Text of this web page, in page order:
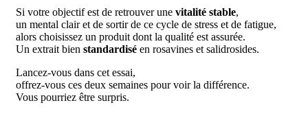
Si votre objectif est de retrouver une vitalité stable,
un mental clairet de sortir de ce cycle de stress et de fatigue,
alors choisissez un produit dont la qualité est assurée.
Un extrait bien standardisé en rosavines et salidrosides.
Lancez-vous dans cet essai,
offrez-vous ces deux semaines pour voir la différence.
Vous pourriez être surpris.